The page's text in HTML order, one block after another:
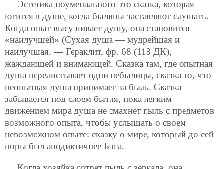
Эстетика ноуменального это сказка, которая
ютится в душе, когда былины заставляют слушать.
Когда опыт высушивает душу, она становится
«наилучшей» (Сухая душа — мудрейшая и
наилучшая. — Гераклит, фр. 68 (118 ДК),
жаждающей и внимающей. Сказка там, где опытная
душа перелистывает одни небылицы, сказка то, что
неопытная душа принимает за быль. Сказка
забывается под слоем бытия, пока легким
движением мира душа не смахнет пыль с предметов
возможного опыта, чтобы услышать о своем
невозможном опыте: сказку о мире, который до сей
поры был аподиктичнее Бога.